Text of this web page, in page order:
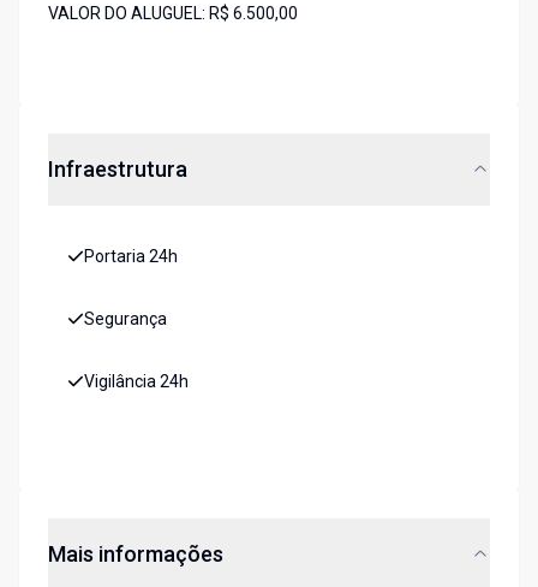
VALOR DO ALUGUEL: R$ 6.500,00
Infraestrutura
Portaria 24h
Segurança
Vigilância 24h
Mais informações